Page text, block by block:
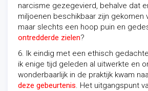
narcisme gezegevierd, behalve dat
miljoenen beschikbaar zijn gekomen
maar slechts een hoop puin en
ontredderde zielen?
6. Ik eindig met een ethisch
ik enige tijd geleden al uitwerkte en
wonderbaarlijk in de praktijk kwam
deze gebeurtenis. Het uitgangspunt